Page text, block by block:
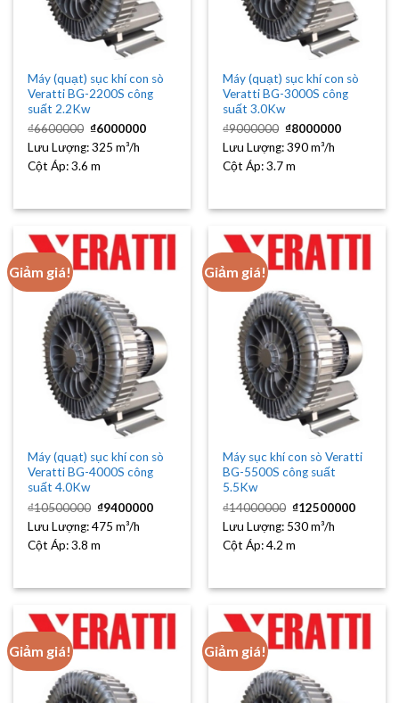
Máy (quạt) sục khí con sò
Veratti BG-2200S công
suất 2.2Kw
₫6600000 Giá
gốc
là:
₫6000000Giá
hiện
Lưu Lượng:325 m³/h
Cột Áp:3.6 m
Máy (quạt) sục khí con sò
Veratti BG-3000S công
suất 3.0Kw
₫9000000 Giá
gốc
là:
₫8000000Giá
hiện
Lưu Lượng:390 m³/h
Cột Áp:3.7 m
Giảm giá!
Máy (quạt) sục khí con sò
Veratti BG-4000S công
suất 4.0Kw
₫10500000 Giá
gốc
là:
₫9400000Giá
hiện
Lưu Lượng:475 m³/h
Cột Áp:3.8 m
Giảm giá!
Máy sục khí con sò Veratti
BG-5500S công suất
5.5Kw
₫14000000 Giá
gốc
là:
₫12500000Giá
hiện
Lưu Lượng: 530 m³/h
Cột Áp:4.2 m
Giảm giá! Giảm giá!